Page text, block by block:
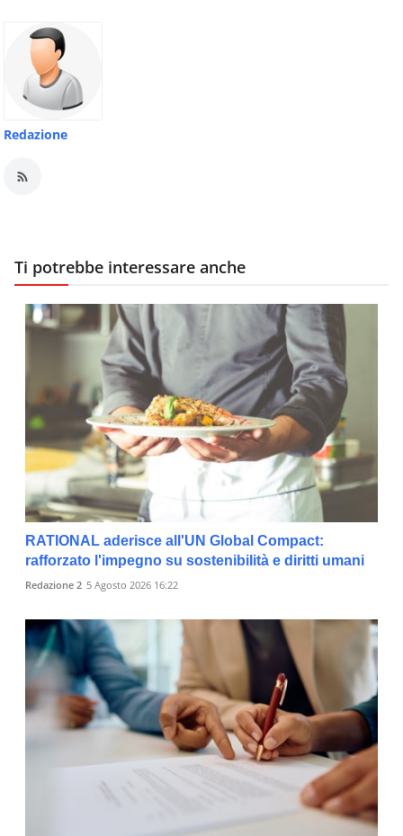
Redazione
Ti potrebbe interessare anche
RATIONAL aderisce all'UN Global Compact:
rafforzato l'impegno su sostenibilità e diritti umani
Redazione 2 5 Agosto 2026 16:22